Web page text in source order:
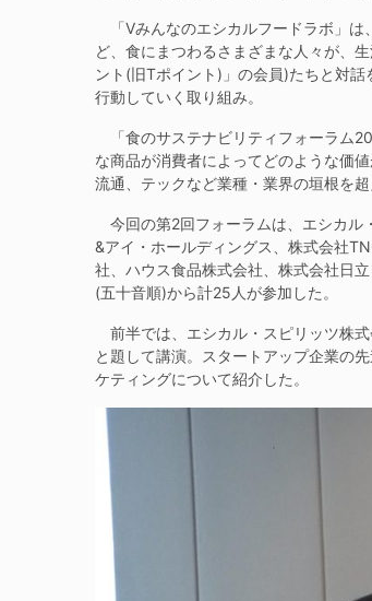
「Vみんなのエシカルフードラボ」は
ど、食にまつわるさまざまな人々が、
ント(旧Tポイント)」の会員)たちと対話
行動していく取り組み。
「食のサステナビリティフォーラム
な商品が消費者によってどのような価
流通、テックなど業種・業界の垣根を
今回の第2回フォーラムは、エシカル
&アイ・ホールディングス、株式会社
社、ハウス食品株式会社、株式会社日
(五十音順)から計25人が参加した。
前半では、エシカル・スピリッツ株式
と題して講演。スタートアップ企業の
ケティングについて紹介した。